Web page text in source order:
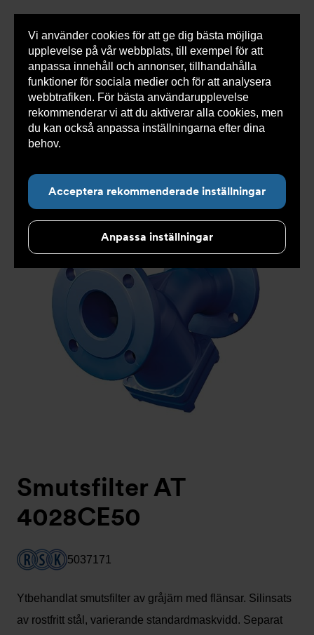
Vi använder cookies för att ge dig bästa möjliga
upplevelse på vår webbplats, till exempel för att
anpassa innehåll och annonser, tillhandahålla
funktioner för sociala medier och för att analysera
webbtrafiken. För bästa användarupplevelse
rekommenderar vi att du aktiverar alla cookies, men
du kan också anpassa inställningarna efter dina
behov.
Acceptera rekommenderade inställningar
Anpassa inställningar
0 varorSnabborder
Du
här:
Armatec > Produkter > Luft- och partikelavskiljare
Smutsfilter
> Flänsad anslutning >
Ytbehandlat
smutsfilter AT 4028C
> Smutsfilter AT 4028CE50
Smutsfilter AT
4028CE50
5037171
Ytbehandlat smutsfilter av gråjärn med flänsar. Silinsats
av rostfritt stål, varierande standardmaskvidd. Separat